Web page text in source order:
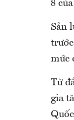
8
Sản
mức
Từ
gia